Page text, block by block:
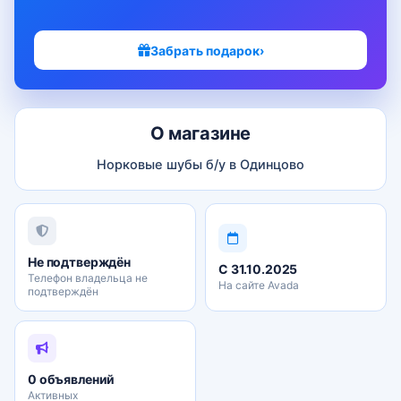
О магазине
Норковые шубы б/у в Одинцово
Не подтверждён
Телефон владельца не
подтверждён
С 31.10.2025
На сайте Avada
0 объявлений
Активных
Забрать подарок›